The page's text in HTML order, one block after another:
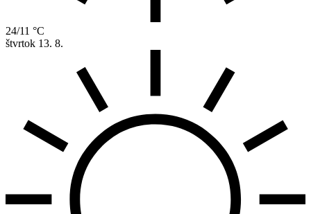
24/11 °C
štvrtok 13. 8.